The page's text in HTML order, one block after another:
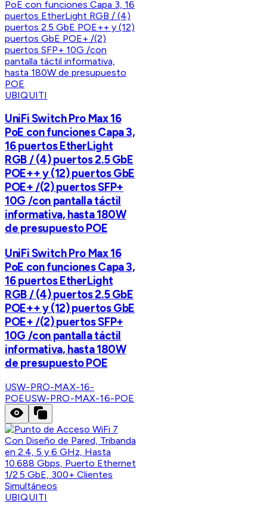
UBIQUITI
UniFi Switch Pro Max 16
PoE con funciones Capa 3,
16 puertos EtherLight
RGB / (4) puertos 2.5 GbE
POE++ y (12) puertos GbE
POE+ /(2) puertos SFP+
10G /con pantalla táctil
informativa, hasta 180W
de presupuesto POE
UniFi Switch Pro Max 16
PoE con funciones Capa 3,
16 puertos EtherLight
RGB / (4) puertos 2.5 GbE
POE++ y (12) puertos GbE
POE+ /(2) puertos SFP+
10G /con pantalla táctil
informativa, hasta 180W
de presupuesto POE
USW-PRO-MAX-16-
POEUSW-PRO-MAX-16-POE
UBIQUITI